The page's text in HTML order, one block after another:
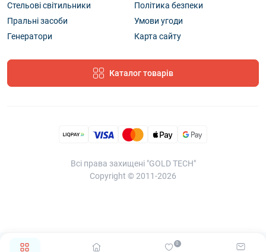
0
Стельові світильники
Пральні засоби
Генератори
Політика безпеки
Умови угоди
Карта сайту
Каталог товарів
Всі права захищені "GOLD TECH"
Copyright © 2011-2026